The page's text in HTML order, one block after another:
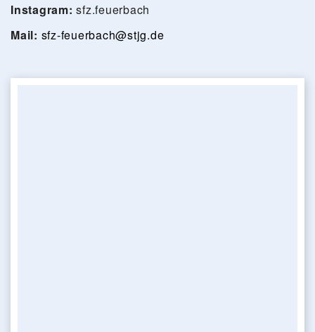
Instagram: sfz.feuerbach
Mail: sfz-feuerbach@stjg.de